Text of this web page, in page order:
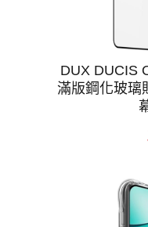
DUX DUCIS
滿版鋼化玻璃